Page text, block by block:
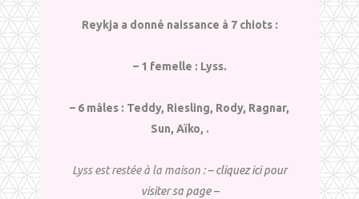
Reykja a donné naissance à 7 chiots :
– 1 femelle : Lyss.
– 6 mâles : Teddy, Riesling, Rody, Ragnar,
Sun, Aïko, .
Lyss est restée à la maison :– cliquez ici pour
visiter sa page –